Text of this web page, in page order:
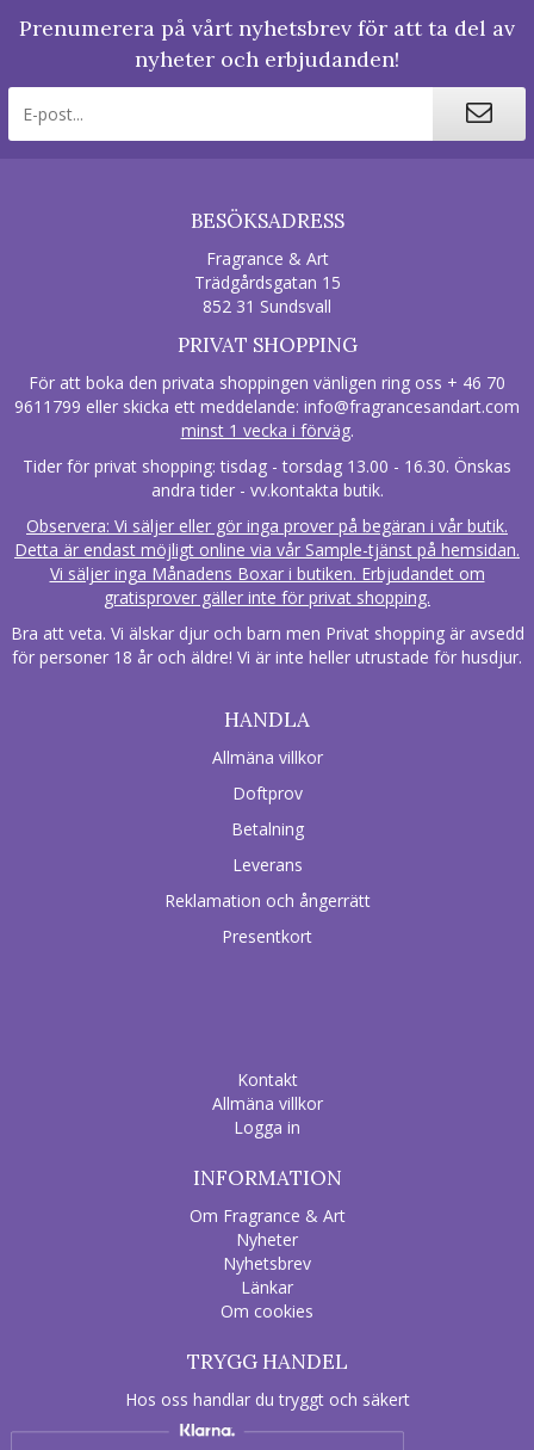
Prenumerera på vårt nyhetsbrev för att ta del av
nyheter och erbjudanden!
BESÖKSADRESS
Fragrance & Art
Trädgårdsgatan 15
852 31 Sundsvall
PRIVAT SHOPPING
För att boka den privata shoppingen vänligen ring oss + 46 70
9611799 eller skicka ett meddelande: info@fragrancesandart.com
minst 1 vecka i förväg.
Tider för privat shopping: tisdag - torsdag 13.00 - 16.30. Önskas
andra tider - vv.kontakta butik.
Observera: Vi säljer eller gör inga prover på begäran i vår butik.
Detta är endast möjligt online via vår Sample-tjänst på hemsidan.
Vi säljer inga Månadens Boxar i butiken. Erbjudandet om
gratisprover gäller inte för privat shopping.
Bra att veta. Vi älskar djur och barn men Privat shopping är avsedd
för personer 18 år och äldre! Vi är inte heller utrustade för husdjur.
HANDLA
Allmäna villkor
Doftprov
Betalning
Leverans
Reklamation och ångerrätt
Presentkort
Kontakt
Allmäna villkor
Logga in
INFORMATION
Om Fragrance & Art
Nyheter
Nyhetsbrev
Länkar
Om cookies
TRYGG HANDEL
Hos oss handlar du tryggt och säkert